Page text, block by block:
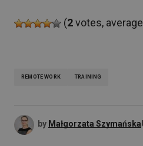
(2votes,
REMOTE WORK TRAINING
by Małgorzata Szymańska